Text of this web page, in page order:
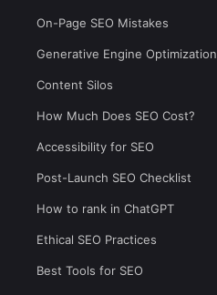
On-Page SEO Mistakes
Generative Engine Optimization
Content Silos
How Much Does SEO Cost?
Accessibility for SEO
Post-Launch SEO Checklist
How to rank in ChatGPT
Ethical SEO Practices
Best Tools for SEO